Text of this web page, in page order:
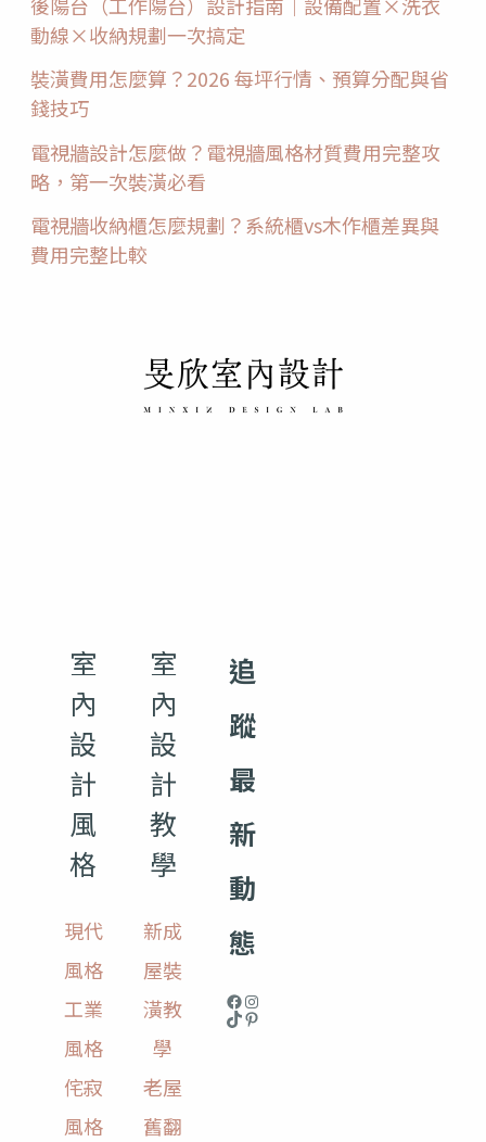
動線×收納規劃一次搞定
裝潢費用怎麼算？2026 每坪行情、預算分配與省
錢技巧
電視牆設計怎麼做？電視牆風格材質費用完整攻
略，第一次裝潢必看
電視牆收納櫃怎麼規劃？系統櫃vs木作櫃差異與
費用完整比較
室
內
設
計
風
格
現代
風格
工業
風格
侘寂
風格
室
內
設
計
教
學
新成
屋裝
潢教
學
老屋
舊翻
追
蹤
最
新
動
態